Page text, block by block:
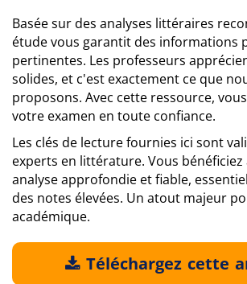
Basée sur des analyses littéraires
étude vous garantit des informations
pertinentes. Les professeurs
solides, et c'est exactement ce que
proposons. Avec cette ressource,
votre examen en toute confiance.
Les clés de lecture fournies ici sont
experts en littérature. Vous
analyse approfondie et fiable,
des notes élevées. Un atout majeur
académique.
Téléchargez cette